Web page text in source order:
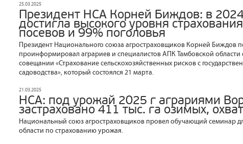
25.03.2025
Президент НСА Корней Биждов: в
достигла высокого уровня
посевов и 99% поголовья
Президент Национального союза агростраховщиков Корней Биждов
проинформировал аграриев и специалистов АПК Тамбовской
совещании «Страхование сельскохозяйственных рисков с
садоводства», который состоялся 21 марта.
21.03.2025
НСА: под урожай 2025 г аграриями
застраховано 411 тыс. га озимых,
Национальный союз агростраховщиков провел обучающий семинар
области по страхованию урожая.